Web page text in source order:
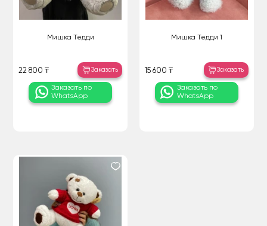
Мишка Тедди
22 800 ₸ Заказать
Заказать по
WhatsApp
Мишка Тедди 1
15 600 ₸ Заказать
Заказать по
WhatsApp